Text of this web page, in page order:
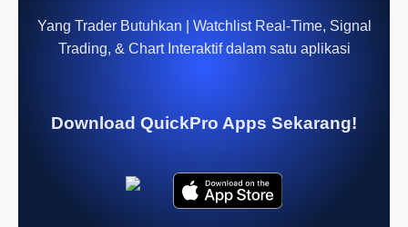
Yang Trader Butuhkan | Watchlist Real-Time, Signal
Trading, & Chart Interaktif dalam satu aplikasi
Download QuickPro Apps Sekarang!